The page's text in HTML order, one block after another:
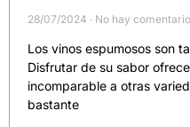
28/07/2024 No hay
Los vinos espumosos son
Disfrutar de su sabor
incomparable a otras
bastante